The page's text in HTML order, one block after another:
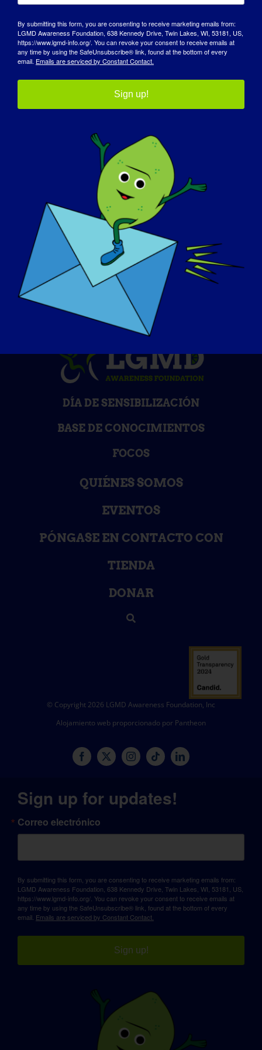
¿Cómo le ha influido la LGMD para
convertirse en la persona que es hoy?
Me ha enseñado a pensar con originalidad,
¿Qué quiere que el mundo sepa sobre la
Que uno sea discapacitado físico no
significa que sea discapacitado mental.
Si su LGMD pudiera "curarse" mañana,
¿qué sería lo primero que desearía
hacer?:
¡Correría una carrera y saltaría de alegría!
DÍA DE SENSIBILIZACIÓN
BASE DE CONOCIMIENTOS
FOCOS
QUIÉNES SOMOS
EVENTOS
PÓNGASE EN CONTACTO CON
TIENDA
DONAR
© Copyright 2026 LGMD Awareness Foundation, Inc
Alojamiento web proporcionado por Pantheon
Sign up for updates!
Correo electrónico
By submitting this form, you are consenting to receive marketing emails from:
LGMD Awareness Foundation, 638 Kennedy Drive, Twin Lakes, WI, 53181, US,
https://www.lgmd-info.org/. You can revoke your consent to receive emails at
any time by using the SafeUnsubscribe® link, found at the bottom of every
email. Emails are serviced by Constant Contact.
Sign up!
By submitting this form, you are consenting to receive marketing emails from:
LGMD Awareness Foundation, 638 Kennedy Drive, Twin Lakes, WI, 53181, US,
https://www.lgmd-info.org/. You can revoke your consent to receive emails at
any time by using the SafeUnsubscribe® link, found at the bottom of every
email. Emails are serviced by Constant Contact.
Sign up!